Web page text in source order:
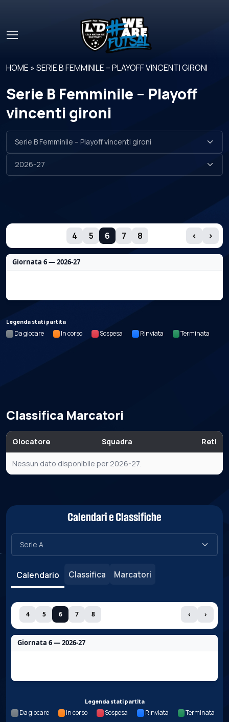
HOME »SERIE B FEMMINILE – PLAYOFF VINCENTI GIRONI
Serie B Femminile – Playoff
vincenti gironi
4 5 6 7 8 ‹ ›
Giornata 6 — 2026-27
Legenda stati partita
Da giocare In corso Sospesa Rinviata Terminata
Classifica Marcatori
Giocatore Squadra Reti
Nessun dato disponibile per 2026-27.
Calendari e Classifiche
Calendario Classifica Marcatori
4 5 6 7 8 ‹ ›
Giornata 6 — 2026-27
Legenda stati partita
Da giocare In corso Sospesa Rinviata Terminata